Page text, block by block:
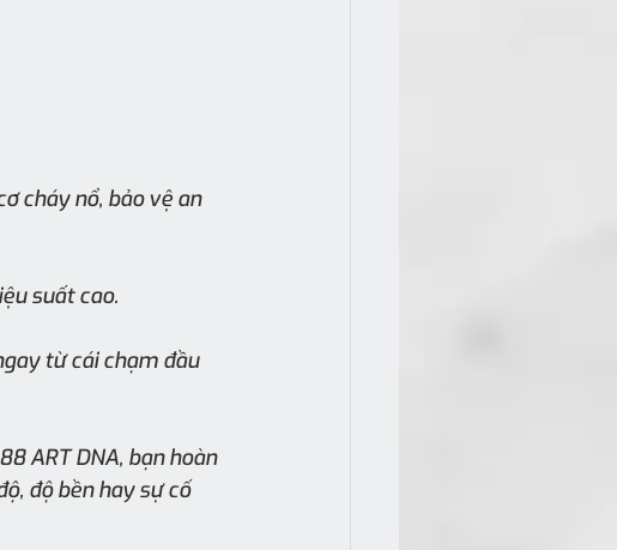
cháy nổ, bảo vệ an
suất cao.
từ cái chạm đầu
ART DNA, bạn hoàn
độ bền hay sự cố